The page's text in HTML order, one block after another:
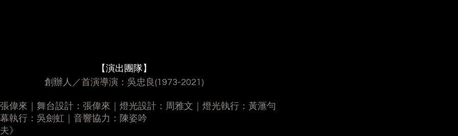
【演出團隊】
創辦人／首演導演：吳忠良(1973-2021)
偉來 舞台設計：張偉來 ｜燈光設計：周雅文｜ 燈光執行：黃滙勻
執行：吳劍虹
音響協力：陳姿吟
》